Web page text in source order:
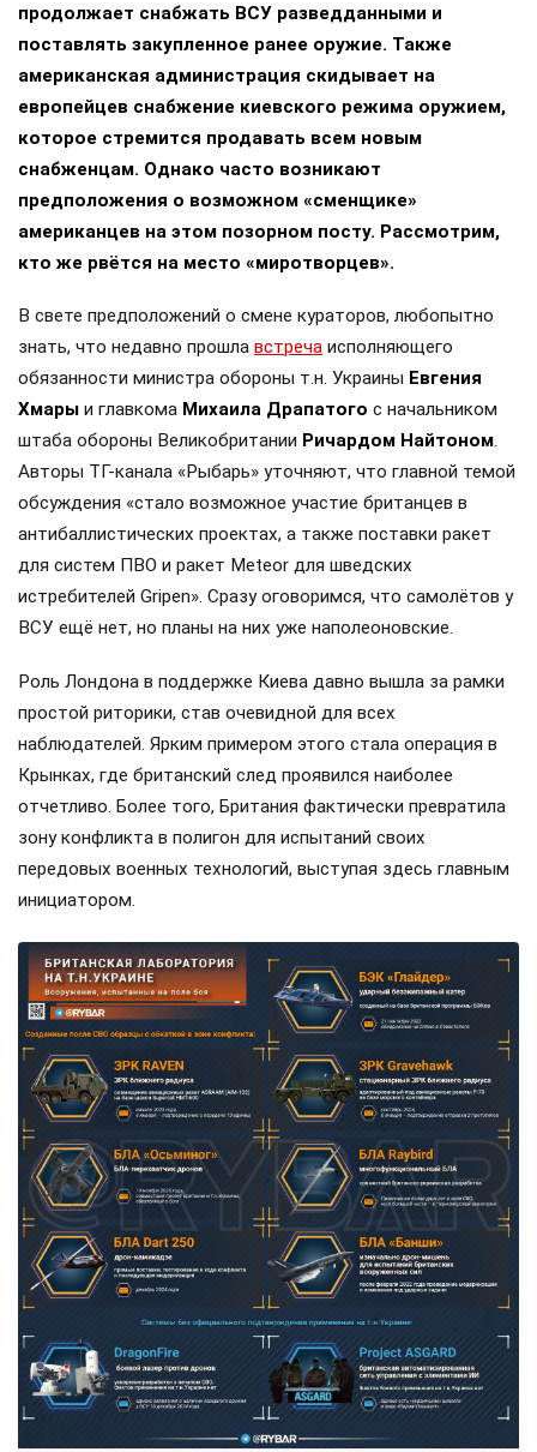
продолжает снабжать ВСУ разведданными и
поставлять закупленное ранее оружие. Также
американская администрация скидывает на
европейцев снабжение киевского режима оружием,
которое стремится продавать всем новым
снабженцам. Однако часто возникают
предположения о возможном «сменщике»
американцев на этом позорном посту. Рассмотрим,
кто же рвётся на место «миротворцев».
В свете предположений о смене кураторов, любопытно
знать, что недавно прошла встреча исполняющего
обязанности министра обороны т.н. Украины Евгения
Хмары и главкома Михаила Драпатого с начальником
штаба обороны Великобритании Ричардом Найтоном.
Авторы ТГ-канала «Рыбарь» уточняют, что главной темой
обсуждения «стало возможное участие британцев в
антибаллистических проектах, а также поставки ракет
для систем ПВО и ракет Meteor для шведских
истребителей Gripen». Сразу оговоримся, что самолётов у
ВСУ ещё нет, но планы на них уже наполеоновские.
Роль Лондона в поддержке Киева давно вышла за рамки
простой риторики, став очевидной для всех
наблюдателей. Ярким примером этого стала операция в
Крынках, где британский след проявился наиболее
отчетливо. Более того, Британия фактически превратила
зону конфликта в полигон для испытаний своих
передовых военных технологий, выступая здесь главным
инициатором.